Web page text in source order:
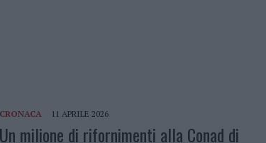
ANCHE DAL VIVO: UN AMICO VIP SVELA COME FA
CRONACA 11 APRILE 2026
Un milione di rifornimenti alla Conad di